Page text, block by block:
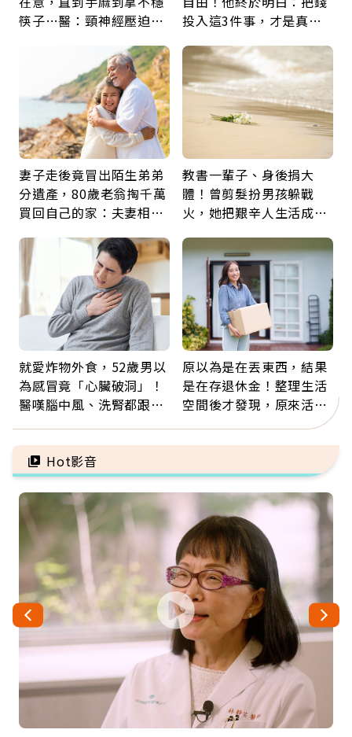
筷子…醫：頸神經壓迫上
投入這3件事，才是真正
妻子走後竟冒出陌生弟弟
分遺產，80歲老翁掏千萬
買回自己的家：夫妻相守
教書一輩子、身後捐大
體！曾剪髮扮男孩躲戰
火，她把艱辛人生活成風
福
就愛炸物外食，52歲男以
為感冒竟「心臟破洞」！
醫嘆腦中風、洗腎都跟它
救
原以為是在丟東西，結果
是在存退休金！整理生活
空間後才發現，原來活得
Hot影音